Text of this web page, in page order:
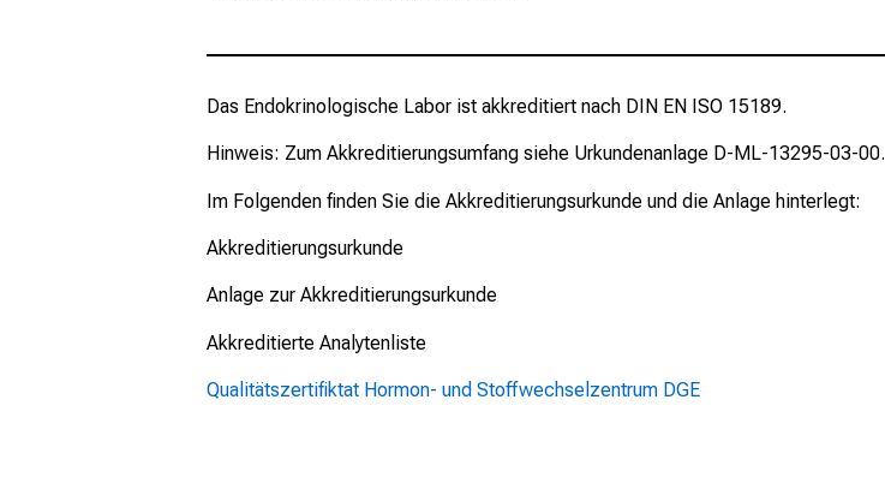
Das Endokrinologische Labor ist akkreditiert nach DIN EN ISO 15189.
Hinweis: Zum Akkreditierungsumfang siehe Urkundenanlage D-ML-13295-03-00.
Im Folgenden finden Sie die Akkreditierungsurkunde und die Anlage hinterlegt:
Akkreditierungsurkunde
Anlage zur Akkreditierungsurkunde
Akkreditierte Analytenliste
Qualitätszertifiktat Hormon- und Stoffwechselzentrum DGE